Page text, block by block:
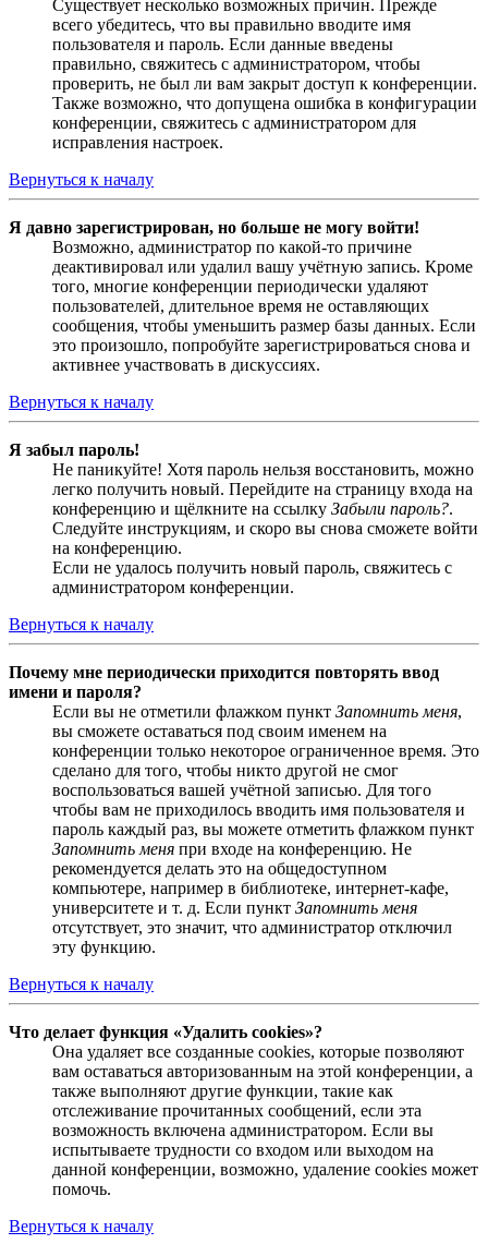
Существует несколько возможных причин. Прежде
всего убедитесь, что вы правильно вводите имя
пользователя и пароль. Если данные введены
правильно, свяжитесь с администратором, чтобы
проверить, не был ли вам закрыт доступ к конференции.
Также возможно, что допущена ошибка в конфигурации
конференции, свяжитесь с администратором для
исправления настроек.
Вернуться к началу
Я давно зарегистрирован, но больше не могу войти!
Возможно, администратор по какой-то причине
деактивировал или удалил вашу учётную запись. Кроме
того, многие конференции периодически удаляют
пользователей, длительное время не оставляющих
сообщения, чтобы уменьшить размер базы данных. Если
это произошло, попробуйте зарегистрироваться снова и
активнее участвовать в дискуссиях.
Вернуться к началу
Я забыл пароль!
Не паникуйте! Хотя пароль нельзя восстановить, можно
легко получить новый. Перейдите на страницу входа на
конференцию и щёлкните на ссылку Забыли пароль?.
Следуйте инструкциям, и скоро вы снова сможете войти
на конференцию.
Если не удалось получить новый пароль, свяжитесь с
администратором конференции.
Вернуться к началу
Почему мне периодически приходится повторять ввод
имени и пароля?
Если вы не отметили флажком пункт Запомнить меня,
вы сможете оставаться под своим именем на
конференции только некоторое ограниченное время. Это
сделано для того, чтобы никто другой не смог
воспользоваться вашей учётной записью. Для того
чтобы вам не приходилось вводить имя пользователя и
пароль каждый раз, вы можете отметить флажком пункт
Запомнить меня при входе на конференцию. Не
рекомендуется делать это на общедоступном
компьютере, например в библиотеке, интернет-кафе,
университете и т. д. Если пункт Запомнить меня
отсутствует, это значит, что администратор отключил
эту функцию.
Вернуться к началу
Что делает функция «Удалить cookies»?
Она удаляет все созданные cookies, которые позволяют
вам оставаться авторизованным на этой конференции, а
также выполняют другие функции, такие как
отслеживание прочитанных сообщений, если эта
возможность включена администратором. Если вы
испытываете трудности со входом или выходом на
данной конференции, возможно, удаление cookies может
помочь.
Вернуться к началу